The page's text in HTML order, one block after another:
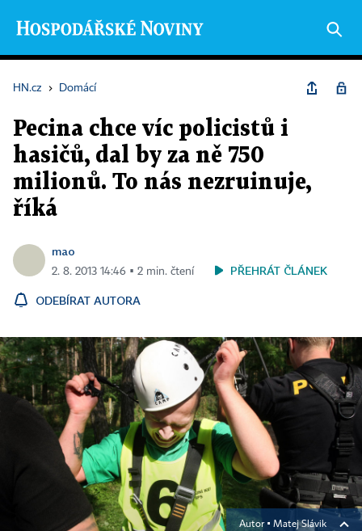
HN.cz › Domácí
Pecina chce víc policistů i
hasičů, dal by za ně 750
milionů. To nás nezruinuje,
říká
mao
2. 8. 2013 14:46 ▪ 2 min. čtení PŘEHRÁT ČLÁNEK
ODEBÍRAT AUTORA
Autor ▪ Matej Slávik